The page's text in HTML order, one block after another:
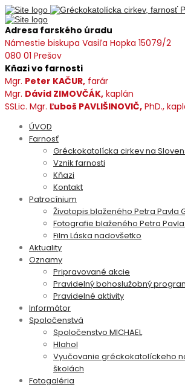
Adresa farského úradu
Námestie biskupa Vasiľa Hopka 15079/2
080 01 Prešov
Kňazi vo farnosti
Mgr. Peter KAČUR, farár
Mgr. Dávid ZIMOVČÁK, kaplán
SSLic. Mgr. Ľuboš PAVLIŠINOVIČ, PhD.,
ÚVOD
Farnosť
Gréckokatolícka cirkev na
Vznik farnosti
Kňazi
Kontakt
Patrocínium
Životopis blaženého Petra Pavla
Fotografie blaženého Petra
Film Láska nadovšetko
Aktuality
Oznamy
Pripravované akcie
Pravidelný bohoslužobný
Pravidelné aktivity
Informátor
Spoločenstvá
Spoločenstvo MICHAEL
Hlahol
Vyučovanie gréckokatolíckeho
školách
Fotogaléria